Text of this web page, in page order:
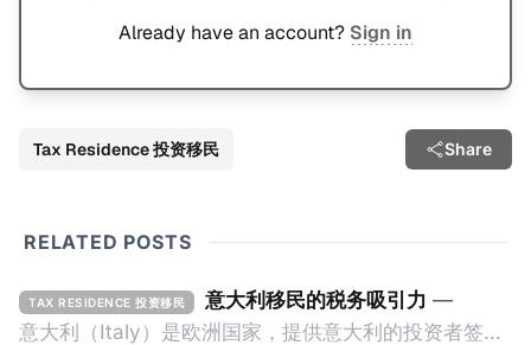
Already have an account? Sign in
Tax Residence 投资移民 Share
RELATED POSTS
TAX RESIDENCE 投资移民 意大利移民的税务吸引力 —
意大利（Italy）是欧洲国家，提供意大利的投资者签证